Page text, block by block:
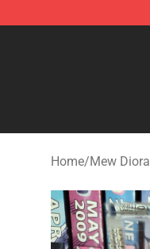
Pokemon
Home/Mew